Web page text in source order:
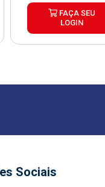
FAÇA SEU
LOGIN
Sociais